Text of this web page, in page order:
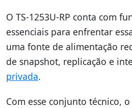
O TS-1253U-RP conta com
essenciais para enfrentar
uma fonte de alimentação
de snapshot, replicação e
privada.
Com esse conjunto técnico,